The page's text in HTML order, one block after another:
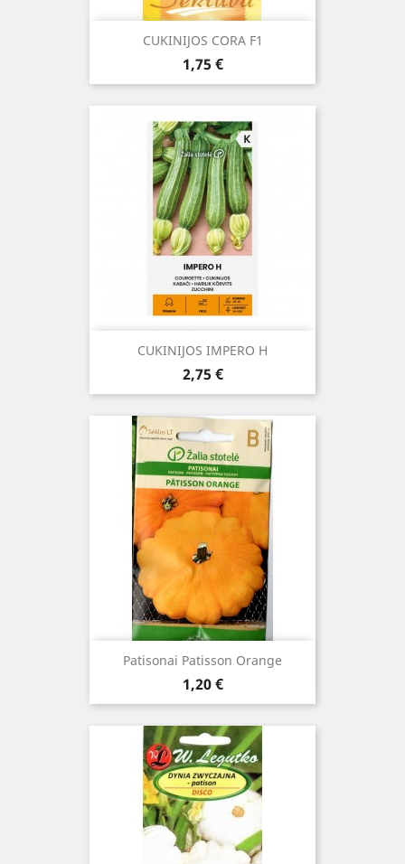
CUKINIJOS CORA F1
Kaina
1,75 €
CUKINIJOS IMPERO H
Kaina
2,75 €
Patisonai Patisson Orange
Kaina
1,20 €